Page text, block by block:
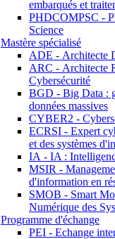
embarqués et
PHDCOMPSC -
Science
Mastère spécialisé
ADE - Architecte
ARC - Architecte
Cybersécurité
BGD - Big Data :
données massives
CYBER2 -
ECRSI - Expert
et des systèmes
IA - IA :
MSIR -
d'information en
SMOB - Smart
Numérique des
Programme d'échange
PEI - Echange